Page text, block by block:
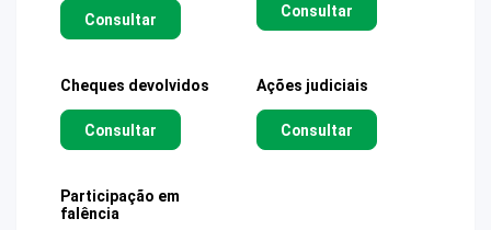
Consultar Consultar
Cheques devolvidos
Consultar
Ações judiciais
Consultar
Participação em
falência